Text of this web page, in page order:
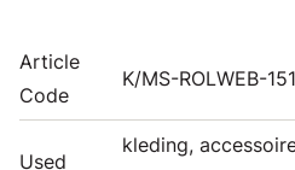
Article
Code
K/MS-ROLWEB-
Used
kleding,